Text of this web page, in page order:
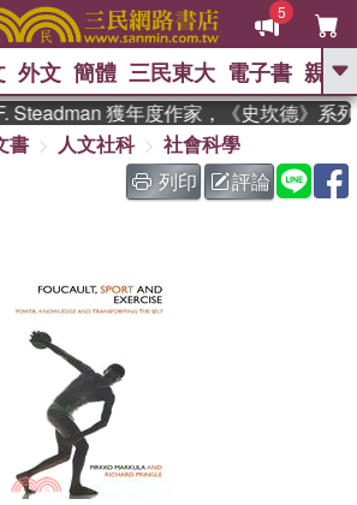
5
GO
熱搜： 東野圭吾 、 高希均教授回憶錄
The Odyssey 、 父親節 、 如果歷
史是一群喵 、 暑期推薦 、 國際布克
外文 簡體 三民東大 電子書 親子
獲年度作家，《史坎德》系列
書 人文社科
社會科學
列印
評論